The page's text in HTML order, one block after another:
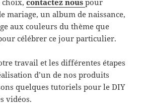
mariage, un album de naissance,
aux couleurs du thème que
célébrer ce jour particulier.
travail et les différentes étapes
d’un de nos produits
quelques tutoriels pour le DIY
vidéos.